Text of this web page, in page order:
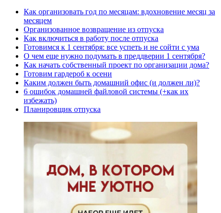
Как организовать год по месяцам: вдохновение месяц за
месяцем
Организованное возвращение из отпуска
Как включиться в работу после отпуска
Готовимся к 1 сентября: все успеть и не сойти с ума
О чем еще нужно подумать в преддверии 1 сентября?
Как начать собственный проект по организации дома?
Готовим гардероб к осени
Каким должен быть домашний офис (и должен ли)?
6 ошибок домашней файловой системы (+как их
избежать)
Планировщик отпуска